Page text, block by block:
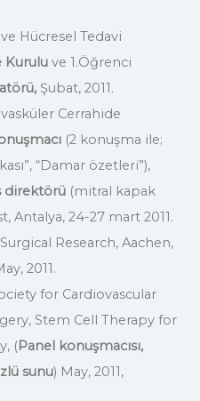
Hücresel Tedavi
Kuruluve 1.Öğrenci
Şubat, 2011.
Cerrahide
(2 konuşma ile;
“Damar özetleri”),
direktörü (mitral kapak
Antalya, 24-27 mart 2011.
Research, Aachen,
2011.
for Cardiovascular
Stem Cell Therapy for
(Panel konuşmacısı,
sunu) May, 2011,